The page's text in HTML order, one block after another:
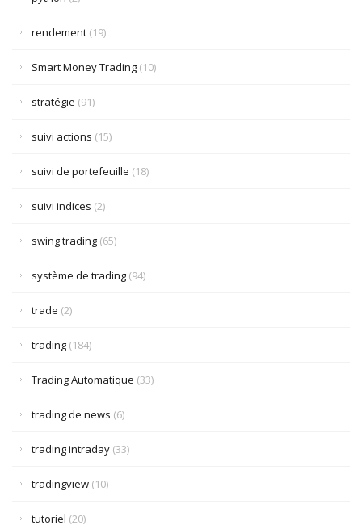
rendement (19)
Smart Money Trading (10)
stratégie (91)
suivi actions (15)
suivi de portefeuille (18)
suivi indices (2)
swing trading (65)
système de trading (94)
trade (2)
trading (184)
Trading Automatique (33)
trading de news (6)
trading intraday (33)
tradingview (10)
tutoriel (20)